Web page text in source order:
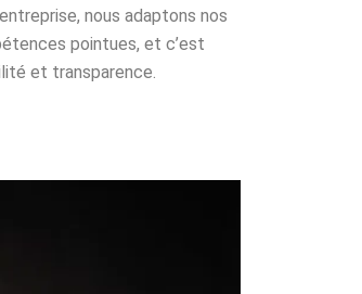
nous adaptons nos
pointues, et c’est
et transparence.